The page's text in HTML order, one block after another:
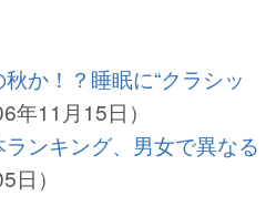
か！？睡眠に“クラシッ
年11月15日）
ンキング、男女で異なる
日）